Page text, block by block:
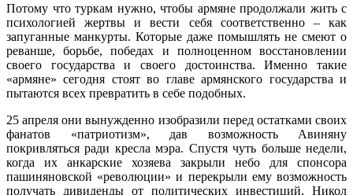
Потому что туркам нужно, чтобы армяне продолжали жить с
психологией жертвы и вести себя соответственно – как
запуганные манкурты. Которые даже помышлять не смеют о
реванше, борьбе, победах и полноценном восстановлении
своего государства и своего достоинства. Именно такие
«армяне» сегодня стоят во главе армянского государства и
пытаются всех превратить в себе подобных.
25 апреля они вынужденно изобразили перед остатками своих
фанатов «патриотизм», дав возможность Авиняну
покривляться ради кресла мэра. Спустя чуть больше недели,
когда их анкарские хозяева закрыли небо для спонсора
пашиняновской «революции» и перекрыли ему возможность
получать дивиденды от политических инвестиций, Никол